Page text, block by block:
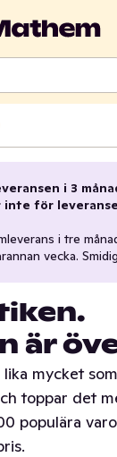
i 3
inte för
i tre
vecka.
är
mycket
toppar det
populära